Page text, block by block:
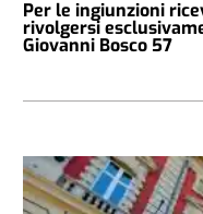
Per le ingiunzioni
rivolgersi
Giovanni Bosco 57